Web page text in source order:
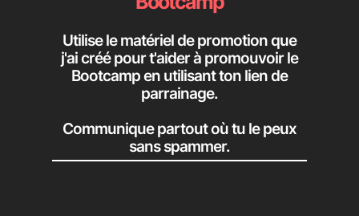
Utilise le matériel de promotion que
j'ai créé pour t'aider à promouvoir le
Bootcamp en utilisant ton lien de
parrainage.
Communique partout où tu le peux
sans spammer.